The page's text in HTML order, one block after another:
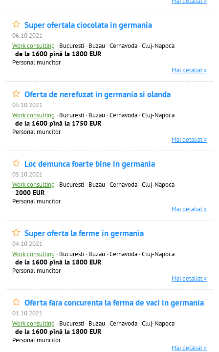
Super ofertala ciocolata in germania
06.10.2021
Work consulting · Bucuresti · Buzau · Cernavoda · Cluj-Napoca
de la 1600 pînă la 1800 EUR
Personal muncitor
Mai detaliat »
Oferta de nerefuzat in germania si olanda
05.10.2021
Work consulting · Bucuresti · Buzau · Cernavoda · Cluj-Napoca
de la 1600 pînă la 1750 EUR
Personal muncitor
Mai detaliat »
Loc demunca foarte bine in germania
05.10.2021
Work consulting · Bucuresti · Buzau · Cernavoda · Cluj-Napoca
2000 EUR
Personal muncitor
Mai detaliat »
Super oferta la ferme in germania
04.10.2021
Work consulting · Bucuresti · Buzau · Cernavoda · Cluj-Napoca
de la 1600 pînă la 1800 EUR
Personal muncitor
Mai detaliat »
Oferta fara concurenta la ferma de vaci in germania
01.10.2021
Work consulting · Bucuresti · Buzau · Cernavoda · Cluj-Napoca
de la 1600 pînă la 1800 EUR
Personal muncitor
Mai detaliat »